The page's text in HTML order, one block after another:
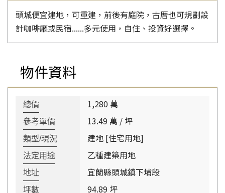
頭城便宜建地，可重建，前後有庭院，古厝也可規劃設
計咖啡廳或民宿......多元使用，自住、投資好選擇。
物件資料
總價 1,280 萬
參考單價 13.49 萬 / 坪
類型/現況 建地 [住宅用地]
法定用途 乙種建築用地
地址 宜蘭縣頭城鎮下埔段
坪數 94.89 坪